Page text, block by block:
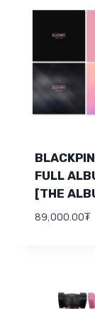
FULL
[THE
89,000.00₮